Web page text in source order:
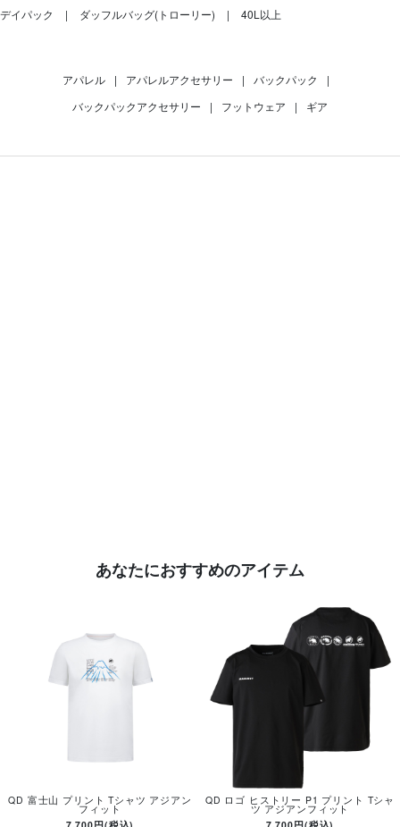
デイパック ダッフルバッグ(トローリー) 40L以上
アパレル | アパレルアクセサリー | バックパック
|
バックパックアクセサリー
| フットウェア | ギア
あなたにおすすめのアイテム
QD 富士山 プリント Tシャツ アジアン
フィット
7,700円(税込)
QD ロゴ ヒストリー P1 プリント Tシャ
ツ アジアンフィット
7,700円(税込)